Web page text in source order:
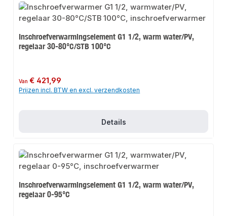
Inschroefverwarmingselement G1 1/2, warm water/PV,
regelaar 30-80°C/STB 100°C
Normale prijs:
Van€ 421,99
Prijzen incl. BTW en excl. verzendkosten
Details
Inschroefverwarmingselement G1 1/2, warm water/PV,
regelaar 0-95°C